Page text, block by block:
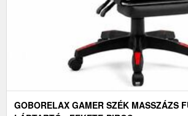
GOBORELAX GAMER SZÉK MASSZÁZS